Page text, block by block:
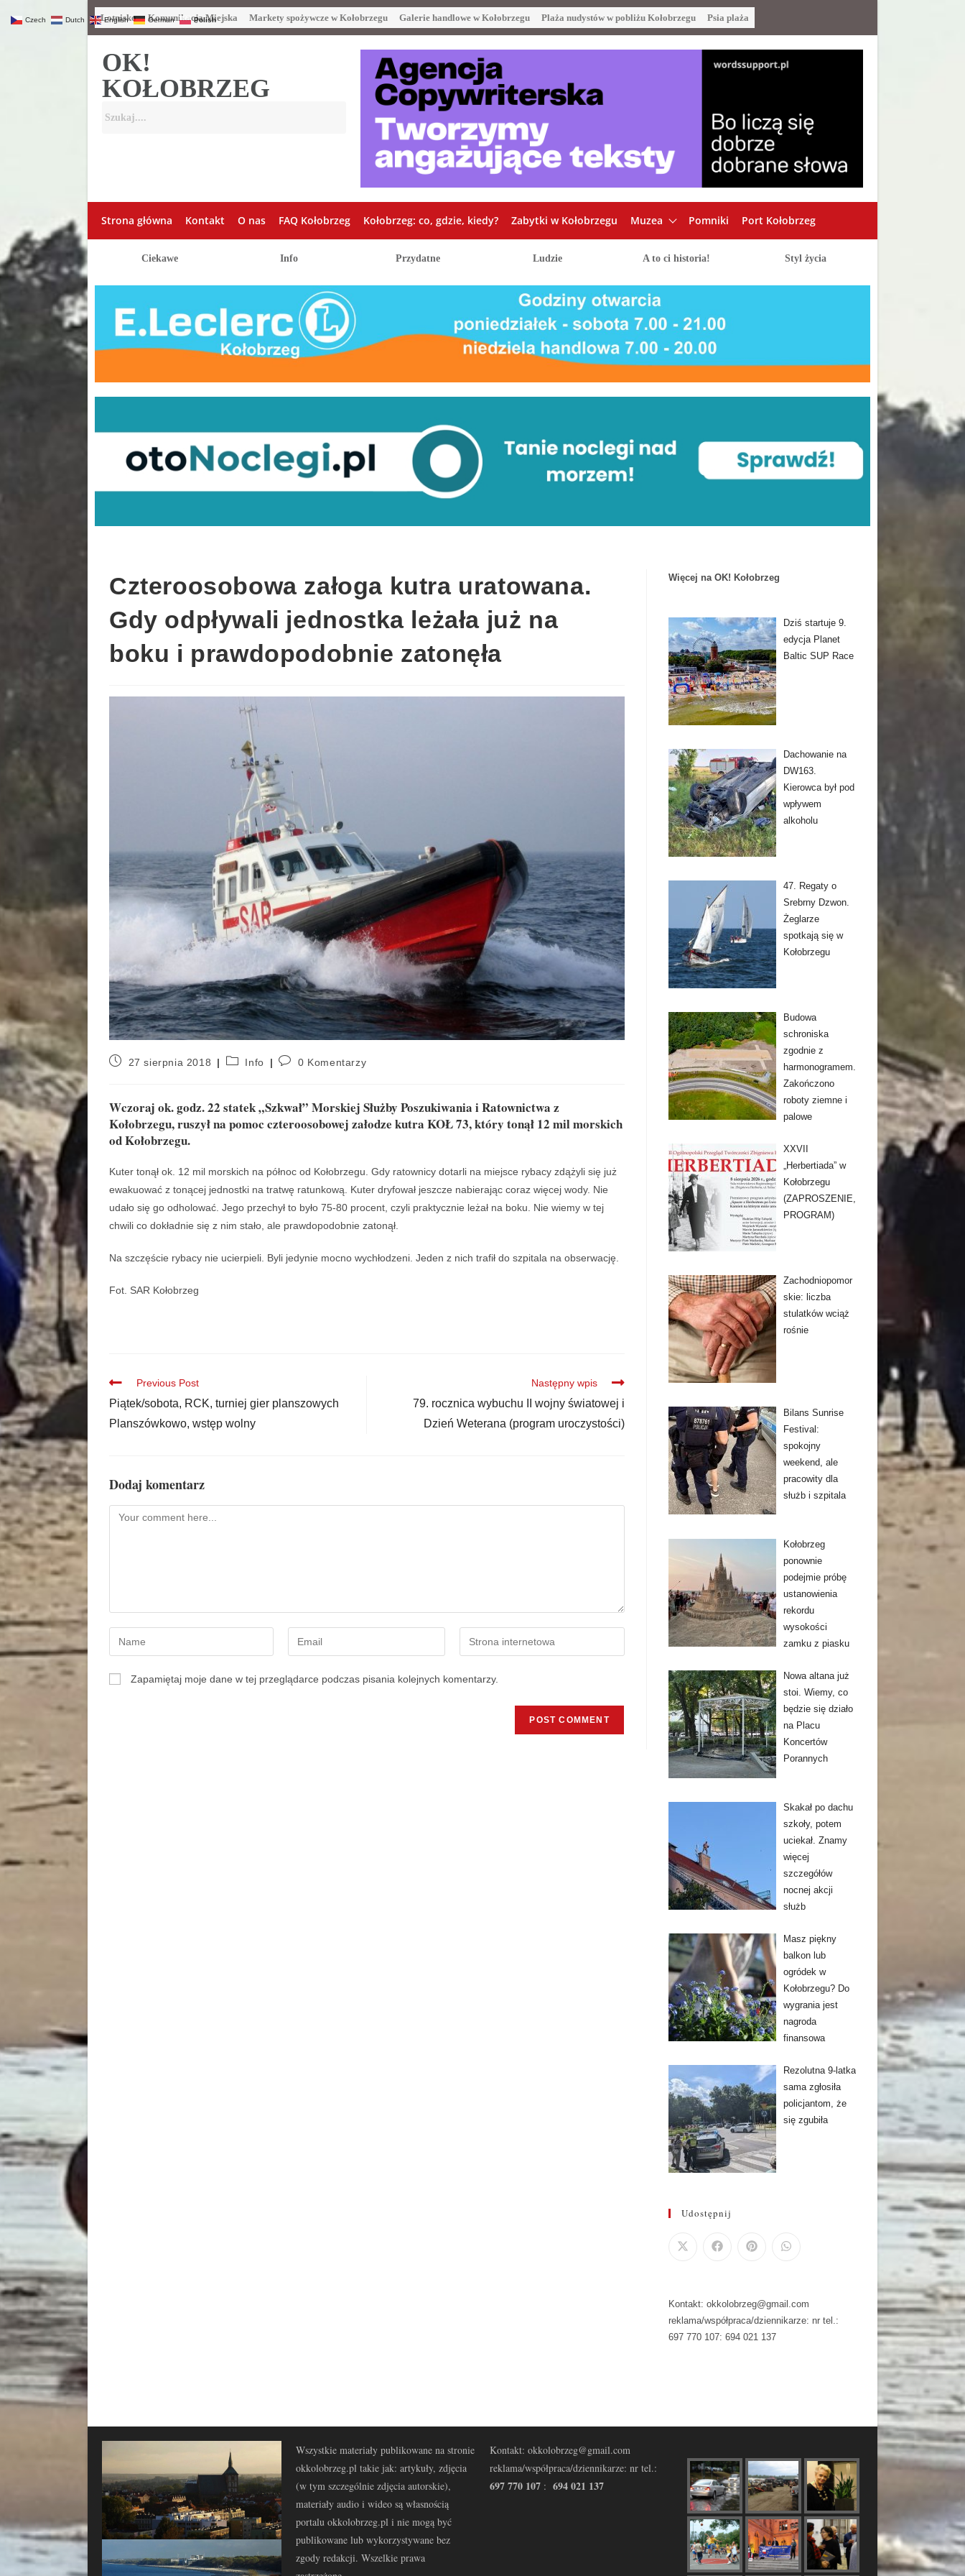
Lotnisko Komunikacja Miejska Markety spożywcze w Kołobrzegu Galerie handlowe w Kołobrzegu Plaża nudystów w pobliżu Kołobrzegu Psia plaża
OK!
KOŁOBRZEG
Strona główna Kontakt O nas FAQ Kołobrzeg Kołobrzeg: co, gdzie, kiedy? Zabytki w Kołobrzegu Muzea Pomniki Port Kołobrzeg
Ciekawe Info Przydatne Ludzie A to ci historia! Styl życia
Czteroosobowa załoga kutra uratowana.
Gdy odpływali jednostka leżała już na
boku i prawdopodobnie zatonęła
27 sierpnia 2018 Info 0 Komentarzy
Wczoraj ok. godz. 22 statek „Szkwał” Morskiej Służby Poszukiwania i Ratownictwa z
Kołobrzegu, ruszył na pomoc czteroosobowej załodze kutra KOŁ 73, który tonął 12 mil morskich
od Kołobrzegu.
Kuter tonął ok. 12 mil morskich na północ od Kołobrzegu. Gdy ratownicy dotarli na miejsce rybacy zdążyli się już
ewakuować z tonącej jednostki na tratwę ratunkową. Kuter dryfował jeszcze nabierając coraz więcej wody. Nie
udało się go odholować. Jego przechył to było 75-80 procent, czyli praktycznie leżał na boku. Nie wiemy w tej
chwili co dokładnie się z nim stało, ale prawdopodobnie zatonął.
Na szczęście rybacy nie ucierpieli. Byli jedynie mocno wychłodzeni. Jeden z nich trafił do szpitala na obserwację.
Fot. SAR Kołobrzeg
Previous Post
Piątek/sobota, RCK, turniej gier planszowych
Planszówkowo, wstęp wolny
Następny wpis
79. rocznica wybuchu II wojny światowej i
Dzień Weterana (program uroczystości)
Dodaj komentarz
Zapamiętaj moje dane w tej przeglądarce podczas pisania kolejnych komentarzy.
Więcej na OK! Kołobrzeg
Dziś startuje 9.
edycja Planet
Baltic SUP Race
Dachowanie na
DW163.
Kierowca był pod
wpływem
alkoholu
47. Regaty o
Srebrny Dzwon.
Żeglarze
spotkają się w
Kołobrzegu
Budowa
schroniska
zgodnie z
harmonogramem.
Zakończono
roboty ziemne i
palowe
XXVII
„Herbertiada” w
Kołobrzegu
(ZAPROSZENIE,
PROGRAM)
Zachodniopomor
skie: liczba
stulatków wciąż
rośnie
Bilans Sunrise
Festival:
spokojny
weekend, ale
pracowity dla
służb i szpitala
Kołobrzeg
ponownie
podejmie próbę
ustanowienia
rekordu
wysokości
zamku z piasku
Nowa altana już
stoi. Wiemy, co
będzie się działo
na Placu
Koncertów
Porannych
Skakał po dachu
szkoły, potem
uciekał. Znamy
więcej
szczegółów
nocnej akcji
służb
Masz piękny
balkon lub
ogródek w
Kołobrzegu? Do
wygrania jest
nagroda
finansowa
Rezolutna 9-latka
sama zgłosiła
policjantom, że
się zgubiła
Udostępnij
Kontakt: okkolobrzeg@gmail.com
reklama/współpraca/dziennikarze: nr tel.:
697 770 107: 694 021 137
Wszystkie materiały publikowane na stronie
okkolobrzeg.pl takie jak: artykuły, zdjęcia
(w tym szczególnie zdjęcia autorskie),
materiały audio i wideo są własnością
portalu okkolobrzeg.pl i nie mogą być
publikowane lub wykorzystywane bez
zgody redakcji. Wszelkie prawa
Kontakt: okkolobrzeg@gmail.com
reklama/współpraca/dziennikarze: nr tel.:
697 770 107 : 694 021 137
Czech Dutch English German Polish